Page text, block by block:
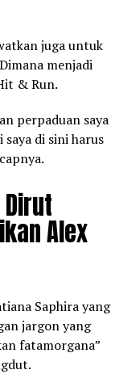
juga untuk
menjadi
& Run.
perpaduan saya
di sini harus
Alex
Saphira yang
jargon yang
fatamorgana”